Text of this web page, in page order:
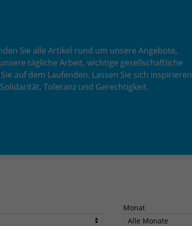
Sie alle Artikel rund um unsere Angebote,
tägliche Arbeit, wichtige gesellschaftliche
auf dem Laufenden. Lassen Sie sich inspirieren
Toleranz und Gerechtigkeit.
Monat